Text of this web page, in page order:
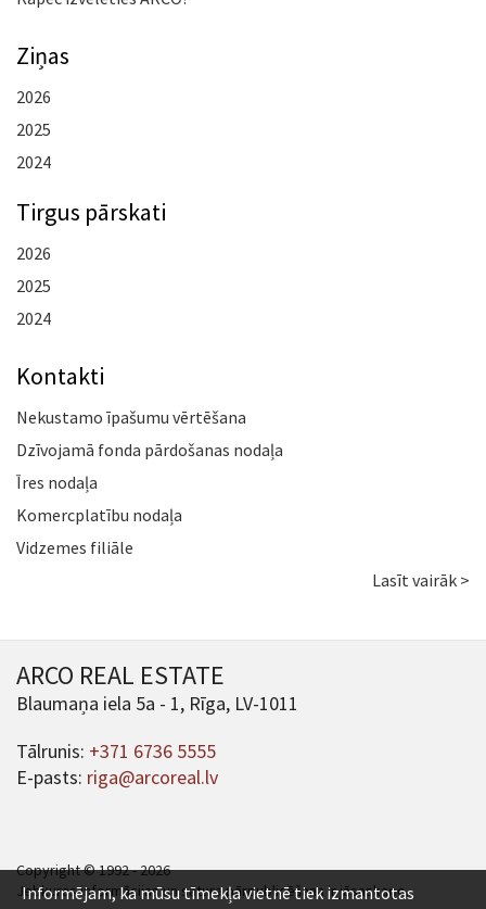
Ziņas
2026
2025
2024
Tirgus pārskati
2026
2025
2024
Kontakti
Nekustamo īpašumu vērtēšana
Dzīvojamā fonda pārdošanas nodaļa
Īres nodaļa
Komercplatību nodaļa
Vidzemes filiāle
Lasīt vairāk >
ARCO REAL ESTATE
Blaumaņa iela 5a - 1, Rīga, LV-1011
Tālrunis: +371 6736 5555
E-pasts: riga@arcoreal.lv
Copyright © 1992 - 2026
Jebkuras informācijas un satura pārpublicēšana ir jāsaskaņo.
Informējam, ka mūsu tīmekļa vietnē tiek izmantotas